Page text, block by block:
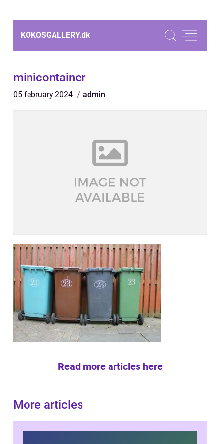
KOKOSGALLERY.dk
minicontainer
05 february 2024 admin
Read more articles here
More articles